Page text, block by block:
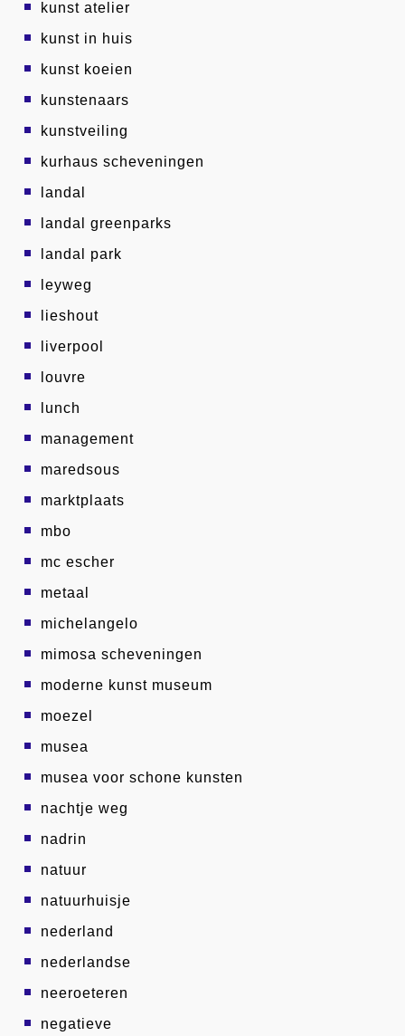
kunst atelier
kunst in huis
kunst koeien
kunstenaars
kunstveiling
kurhaus scheveningen
landal
landal greenparks
landal park
leyweg
lieshout
liverpool
louvre
lunch
management
maredsous
marktplaats
mbo
mc escher
metaal
michelangelo
mimosa scheveningen
moderne kunst museum
moezel
musea
musea voor schone kunsten
nachtje weg
nadrin
natuur
natuurhuisje
nederland
nederlandse
neeroeteren
negatieve